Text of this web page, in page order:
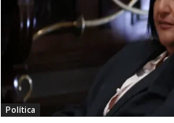
Política